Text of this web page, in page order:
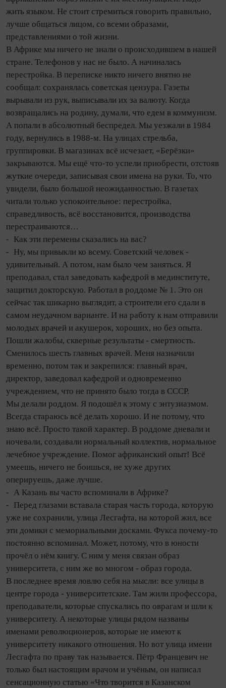
жить языком. Не стоит стремиться говорить правильно,
лучше общаться лицом, со всеми образами,
представлениями о той жизни.
В Африке мы ничего не знали о происходившем в нашей
стране. Телефонов у нас не было. А начиналась
перестройка. В переписке никто ничего внятно не
сообщал: сохранялась советская цензура. Газеты
вырывали из рук, выписывали их за валюту. Ко­гда
возвращались на родину, думали, что едем в коммунизм.
А попали в абсолютный беспредел. Мы уезжали в 1984
году, вернулись в 1988‑м. На улицах стрельба,
группировки. В магазинах всё исчезает, «Берёзки»
закрываются. Мы ещё что‑то успели приобрести, отстояв
жуткие очереди, записывая свои имена на руки. То, что
увидели, было большой не­ожи­данностью. В газетах
читали только успокоительное: перестройка,
справедливость, всё восстановится, производства
перестраиваются…
- Как эти перемены сказались на вас?
- Ну, мы привыкли ко всему. Советский человек -
удивительный. А потом, нам было чем заняться. Я
преподавал, стал заведовать кафедрой в мединституте,
защитил докторскую. Работал в роддоме № 1. Это он
сейчас так шикарно выглядит, а строители его сдали в
самом не­удачном варианте. И на работу к нам отправили
молодых врачей и акушерок, хороших, но без опыта.
Пошли жалобы, скверные результаты - смертность.
Сменилось шесть главных врачей. Меня назначили
временно, потом так и закрепился: главный врач,
директор, заведовал кафедрой и одновременно
учреждением, что не принято было то­гда в СССР.
Мы делали роддом. Я подошёл к этому с энтузиазмом.
Всегда стараюсь всё делать хорошо. И не потому, что
знаю всё. Просто такой характер. В роддоме дневали и
ночевали, со­зда­вали нормальный коллектив, нормальное
лечебное учреждение. Помог африканский опыт! Всё
умеешь, ничего не боишься, не хуже других
оперируешь, даже лучше.
- А Ка­зань вы часто вспоминали в Африке?
- Перед глазами вставала старая часть города, которую
уже не сохранили, улица Лесгафта, на которой жил, все
эти домики с мемориальными досками. Фукса почему‑то
постоянно вспоминал. Может, потому, что в юности
прочёл о нём книгу. С ним у меня связан образ
университета, с ним же во многом - образ города.
В последнее время ловлю себя на мысли: все улицы в
центре города - университетские. Там жили профессора,
преподаватели, которые спускались по оврагам и шли к
университету. А некоторые улицы рядом названы
именами революционеров, которые не имеют к
университету никакого отношения. Но вот улица имени
Лесгафта по праву так называется. Пётр Францевич не
только был настоящим врачом и учёным, он написал
сенсационную статью «Что творится в Казанском